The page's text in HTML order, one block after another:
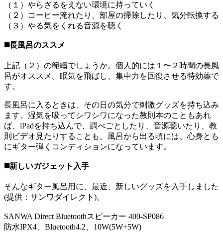
（１）やらざるをえない環境に持っていく
（２）コーヒー淹れたり、部屋の掃除したり、気分転換する
（３）やる気をくれる音源を聴く
◼️長風呂のススメ
上記（２）の範疇でしょうか。個人的には１〜２時間の長風
呂がオススメ。眠気を飛ばし、集中力を回復させる特効薬で
す。
長風呂に入るときは、その日の気分で刺激グッズを持ち込み
ます。湿気を吸ってシワシワになった教則本のこともあれ
ば、iPadを持ち込んで、調べごとしたり、音源聴いたり、教
則ビデオ見たりすることも。風呂から出る頃には、心身とも
にギター弾くコンディションになっています。
◼️新しいガジェット入手
そんなギター風呂用に、最近、新しいグッズを入手しました
(提供：サンワダイレクト)。
SANWA Direct Bluetoothスピーカー 400-SP086
防水IPX4、Bluetooth4.2、10W(5W+5W)